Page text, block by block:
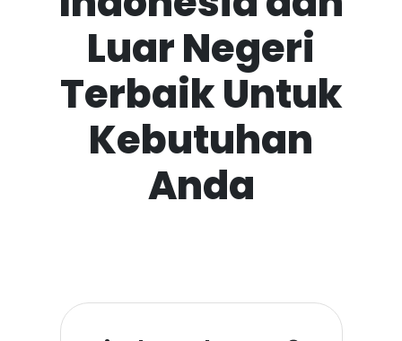
Luar Negeri
Terbaik Untuk
Kebutuhan
Anda